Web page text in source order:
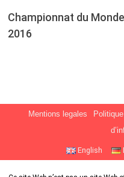
Championnat du
2016
Mentions legales
English